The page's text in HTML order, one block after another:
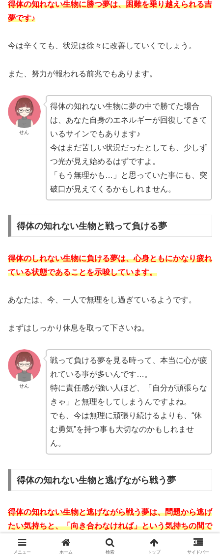
得体の知れない生物に勝つ夢は、困難を乗り越えられる吉
夢です♪
今は辛くても、状況は徐々に改善していくでしょう。
また、努力が報われる前兆でもあります。
せん
得体の知れない生物に夢の中で勝てた場合
は、あなた自身のエネルギーが回復してきて
いるサインでもあります♪
今はまだ苦しい状況だったとしても、少しず
つ光が見え始めるはずですよ。
「もう無理かも…」と思っていた事にも、突
破口が見えてくるかもしれません。
得体の知れない生物と戦って負ける夢
得体のしれない生物に負ける夢は、心身ともにかなり疲れ
ている状態であることを示唆しています。
あなたは、今、一人で無理をし過ぎているようです。
まずはしっかり休息を取って下さいね。
せん
戦って負ける夢を見る時って、本当に心が疲
れている事が多いんです…。
特に責任感が強い人ほど、「自分が頑張らな
きゃ」と無理をしてしまうんですよね。
でも、今は無理に頑張り続けるよりも、“休
む勇気”を持つ事も大切なのかもしれませ
ん。
得体の知れない生物と逃げながら戦う夢
得体の知れない生物と逃げながら戦う夢は、問題から逃げ
たい気持ちと、「向き合わなければ」という気持ちの間で
葛藤している状態です。
メニュー ホーム 検索 トップ サイドバー